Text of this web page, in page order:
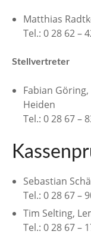
Matthias
Tel.: 0 28 62 –
Stellvertreter
Fabian
Heiden
Tel.: 0 28 67 –
Sebastian
Tel.: 0 28 67 –
Tim Selting,
Tel.: 0 28 67 –